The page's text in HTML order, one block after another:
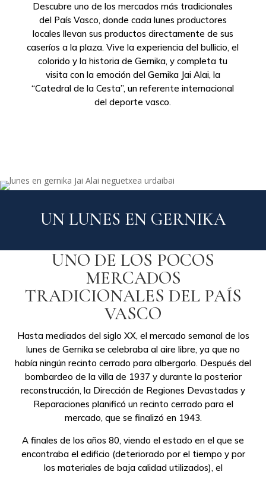
Descubre uno de los mercados más tradicionales
del País Vasco, donde cada lunes productores
locales llevan sus productos directamente de sus
caseríos a la plaza. Vive la experiencia del bullicio, el
colorido y la historia de Gernika, y completa tu
visita con la emoción del Gernika Jai Alai, la
“Catedral de la Cesta”, un referente internacional
del deporte vasco.
UN LUNES EN GERNIKA
UNO DE LOS POCOS
MERCADOS
TRADICIONALES DEL PAÍS
VASCO
Hasta mediados del siglo XX, el mercado semanal de los
lunes de Gernika se celebraba al aire libre, ya que no
había ningún recinto cerrado para albergarlo. Después del
bombardeo de la villa de 1937 y durante la posterior
reconstrucción, la Dirección de Regiones Devastadas y
Reparaciones planificó un recinto cerrado para el
mercado, que se finalizó en 1943.
A finales de los años 80, viendo el estado en el que se
encontraba el edificio (deteriorado por el tiempo y por
los materiales de baja calidad utilizados), el